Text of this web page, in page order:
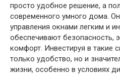
просто удобное решение, а
современного умного дома.
управления окнами легким и
обеспечивают безопасность,
комфорт. Инвестируя в такие
только удобство, но и
жизни, особенно в условиях